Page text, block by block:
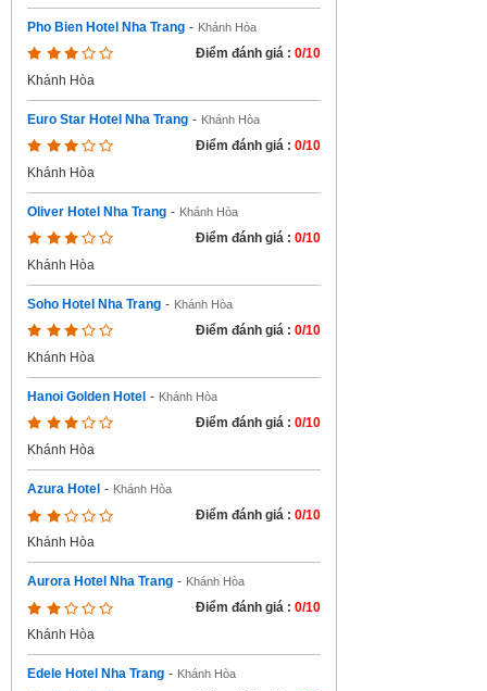
Pho Bien Hotel Nha Trang - Khánh Hòa
Điểm đánh giá : 0/10
Khánh Hòa
Euro Star Hotel Nha Trang - Khánh Hòa
Điểm đánh giá : 0/10
Khánh Hòa
Oliver Hotel Nha Trang - Khánh Hòa
Điểm đánh giá : 0/10
Khánh Hòa
Soho Hotel Nha Trang - Khánh Hòa
Điểm đánh giá : 0/10
Khánh Hòa
Hanoi Golden Hotel - Khánh Hòa
Điểm đánh giá : 0/10
Khánh Hòa
Azura Hotel - Khánh Hòa
Điểm đánh giá : 0/10
Khánh Hòa
Aurora Hotel Nha Trang - Khánh Hòa
Điểm đánh giá : 0/10
Khánh Hòa
Edele Hotel Nha Trang - Khánh Hòa